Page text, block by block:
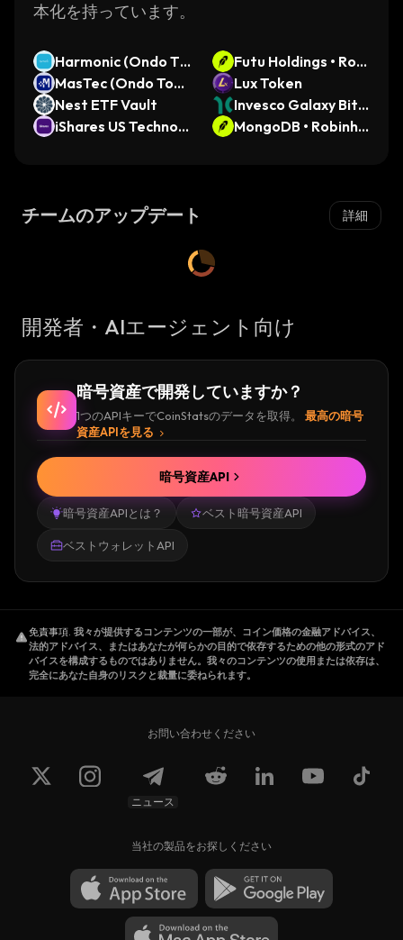
本化を持っています。
Harmonic (Ondo To
kenized)
Futu Holdings • Robi
nhood Token
MasTec (Ondo Toke
nized)
Lux Token
Nest ETF Vault
Invesco Galaxy Bitc
oin ETF (Dinari Tok
iShares US Technolo
MongoDB • Robinho
チームのアップデート 詳細
開発者・AIエージェント向け
暗号資産で開発していますか？
1つのAPIキーでCoinStatsのデータを取得。
最高の暗号
資産APIを見る
暗号資産APIとは？ ベスト暗号資産API
ベストウォレットAPI
暗号資産API
免責事項. 我々が提供するコンテンツの一部が、コイン価格の金融アドバイス、
法的アドバイス、またはあなたが何らかの目的で依存するための他の形式のアド
バイスを構成するものではありません。我々のコンテンツの使用または依存は、
完全にあなた自身のリスクと裁量に委ねられます。
お問い合わせください
ニュース
当社の製品をお探しください